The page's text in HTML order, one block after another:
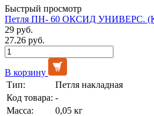
Быстрый просмотр
Петля ПН- 60 ОКСИД УНИВЕРС.
29 руб.
27.26 руб.
В корзину
Тип:
Петля накладная
Код товара: -
Масса:
0,05 кг